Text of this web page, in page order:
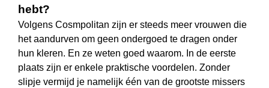
hebt?
Volgens Cosmpolitan zijn er steeds meer vrouwen die
het aandurven om geen ondergoed te dragen onder
hun kleren. En ze weten goed waarom. In de eerste
plaats zijn er enkele praktische voordelen. Zonder
slipje vermijd je namelijk één van de grootste missers